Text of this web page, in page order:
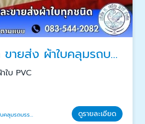
รับสั่งผลิต ขายส่ง ผ้าใบคลุมรถบรรทุก
ใบ PVC
ลุมรถบรรทุก ดูรายละเอียด